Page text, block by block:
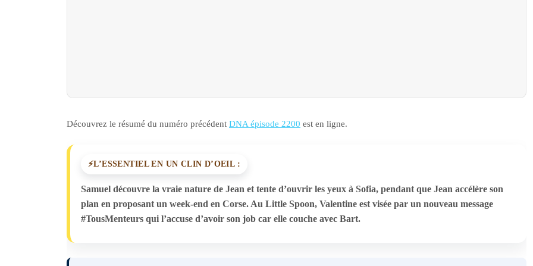
Découvrez le résumé du numéro précédent DNA épisode 2200 est en ligne.
L’ESSENTIEL EN UN CLIN D’OEIL :
Samuel découvre la vraie nature de Jean et tente d’ouvrir les yeux à Sofia, pendant que Jean accélère son
plan en proposant un week-end en Corse. Au Little Spoon, Valentine est visée par un nouveau message
#TousMenteurs qui l’accuse d’avoir son job car elle couche avec Bart.